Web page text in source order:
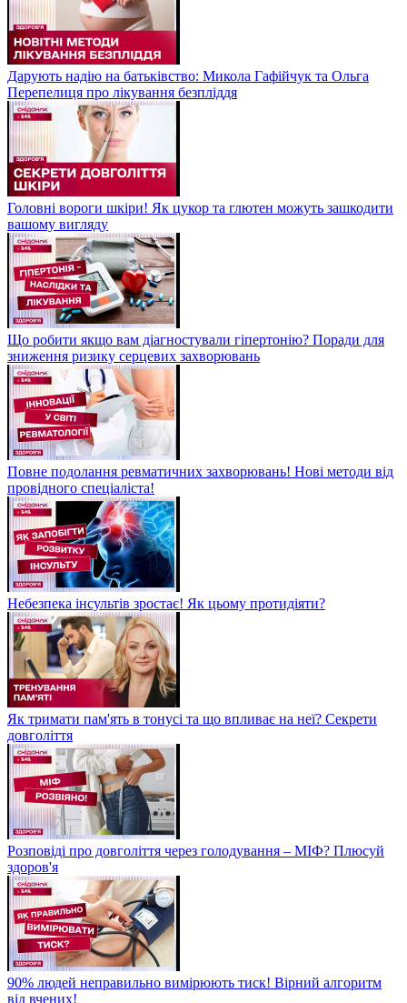
Дарують надію на батьківство: Микола Гафійчук та Ольга
Перепелиця про лікування безпліддя
Головні вороги шкіри! Як цукор та глютен можуть зашкодити
вашому вигляду
Що робити якщо вам діагностували гіпертонію? Поради для
зниження ризику серцевих захворювань
Повне подолання ревматичних захворювань! Нові методи від
провідного спеціаліста!
Небезпека інсультів зростає! Як цьому протидіяти?
Як тримати пам'ять в тонусі та що впливає на неї? Секрети
довголіття
Розповіді про довголіття через голодування – МІФ? Плюсуй
здоров'я
90% людей неправильно вимірюють тиск! Вірний алгоритм
від вчених!